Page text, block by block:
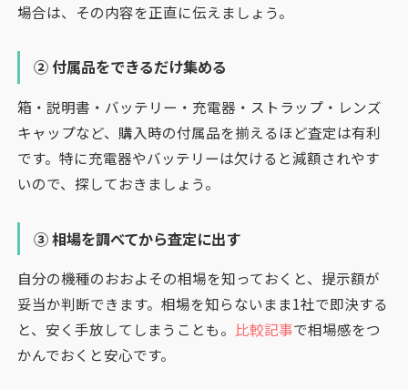
場合は、その内容を正直に伝えましょう。
② 付属品をできるだけ集める
箱・説明書・バッテリー・充電器・ストラップ・レンズ
キャップなど、購入時の付属品を揃えるほど査定は有利
です。特に充電器やバッテリーは欠けると減額されやす
いので、探しておきましょう。
③ 相場を調べてから査定に出す
自分の機種のおおよその相場を知っておくと、提示額が
妥当か判断できます。相場を知らないまま1社で即決する
と、安く手放してしまうことも。 比較記事で相場感をつ
かんでおくと安心です。